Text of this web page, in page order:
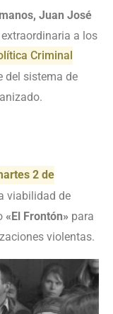
Juan José
a los
Criminal
del sistema de
2 de
viabilidad de
«El Frontón» para
violentas.